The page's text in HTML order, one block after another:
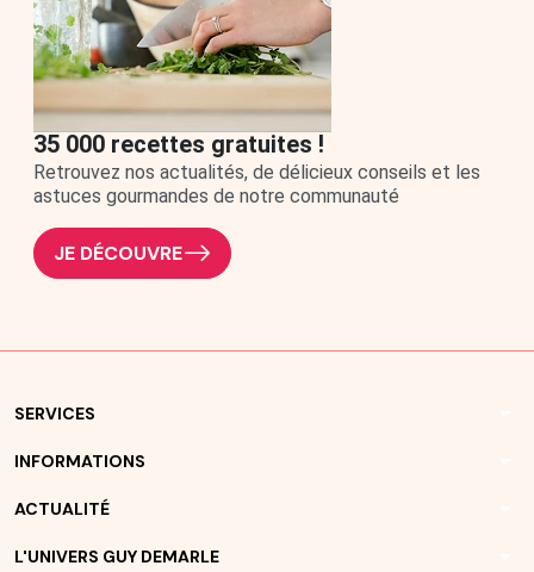
35 000 recettes gratuites !
Retrouvez nos actualités, de délicieux conseils et les
astuces gourmandes de notre communauté
JE DÉCOUVRE
SERVICES
INFORMATIONS
ACTUALITÉ
L'UNIVERS GUY DEMARLE